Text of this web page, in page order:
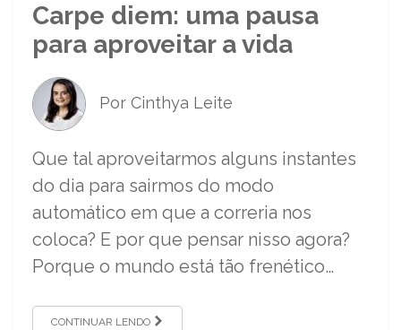
Carpe diem: uma pausa
para aproveitar a vida
Por Cinthya Leite
Que tal aproveitarmos alguns instantes
do dia para sairmos do modo
automático em que a correria nos
coloca? E por que pensar nisso agora?
Porque o mundo está tão frenético…
CONTINUAR LENDO